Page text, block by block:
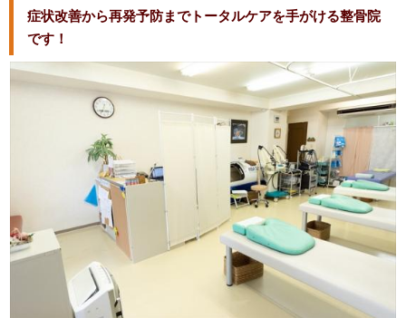
症状改善から再発予防までトータルケアを手がける整骨院
です！